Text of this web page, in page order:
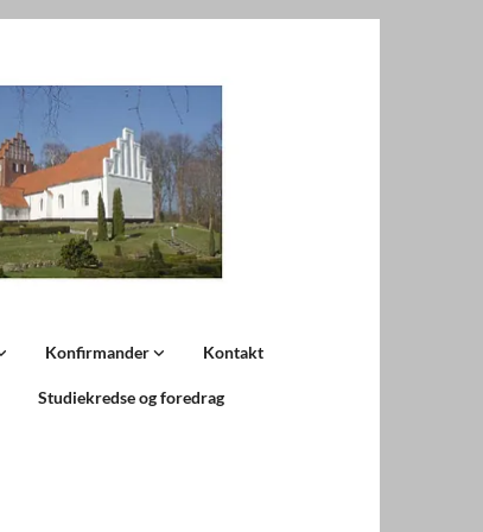
Konfirmander Kontakt
Studiekredse og foredrag